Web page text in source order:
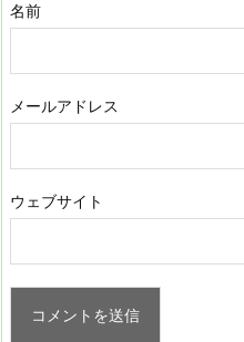
名前
メールアドレス
ウェブサイト